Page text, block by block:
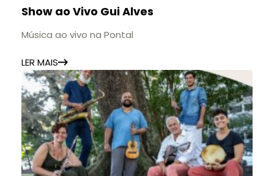
Show ao Vivo Gui Alves
Música ao vivo na Pontal
LER MAIS